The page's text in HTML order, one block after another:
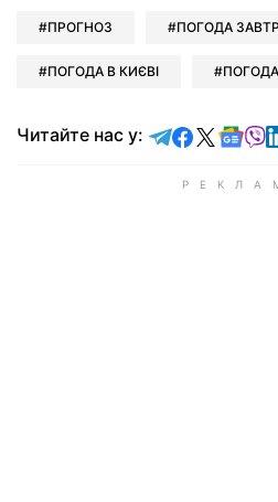
ПРОГНОЗ ПОГОДА
ПОГОДА В КИЄВІ ПОГОДА
Читайте нас у: Читайте у
Читайте